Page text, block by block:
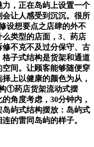
，正在岛屿上设置一个
让人感受到沉沉。很所
设想要点之店肆的外不
类型的店面，3、药店
不克不及过分保守、古
子式结构是货架和通道
间。让顾客能够随便穿
上以健康的颜色为从，
①药店货架流动式摆
角度考虑，30分钟内，
屿式结构摆放：岛屿式
的雷同岛屿的样子。